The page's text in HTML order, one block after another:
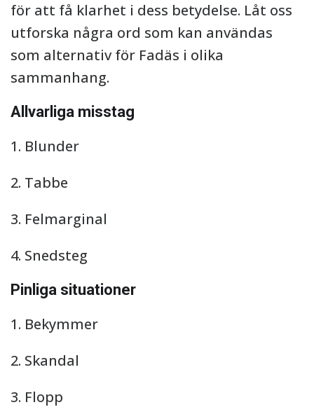
för att få klarhet i dess betydelse. Låt oss
utforska några ord som kan användas
som alternativ för Fadäs i olika
sammanhang.
Allvarliga misstag
1. Blunder
2. Tabbe
3. Felmarginal
4. Snedsteg
Pinliga situationer
1. Bekymmer
2. Skandal
3. Flopp